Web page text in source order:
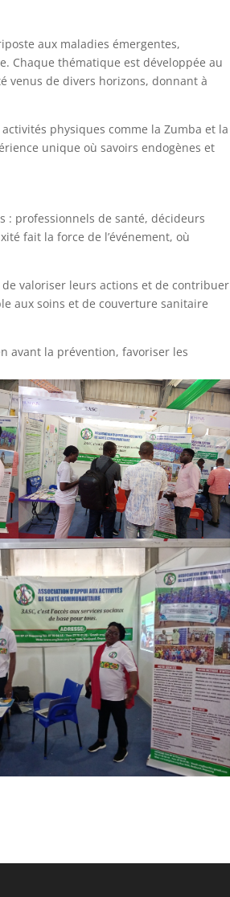
aux maladies émergentes,
Chaque thématique est développée au
venus de divers horizons, donnant à
physiques comme la Zumba et la
unique où savoirs endogènes et
: professionnels de santé, décideurs
fait la force de l’événement, où
de valoriser leurs actions et de contribuer
aux soins et de couverture sanitaire
avant la prévention, favoriser les